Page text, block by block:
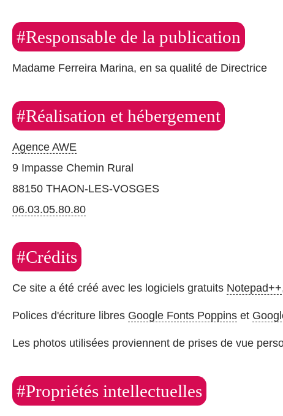
#Responsable de la publication
Madame Ferreira Marina, en sa qualité de Directrice
#Réalisation et hébergement
Agence AWE
9 Impasse Chemin Rural
88150 THAON‑LES‑VOSGES
06.03.05.80.80
#Crédits
Ce site a été créé avec les logiciels gratuits Notepad++
Polices d'écriture libres Google Fonts Poppinset
Les photos utilisées proviennent de prises de vue
#Propriétés intellectuelles